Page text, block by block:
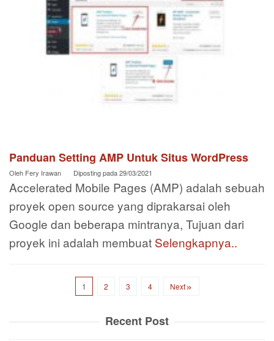
Panduan Setting AMP Untuk Situs WordPress
Oleh Fery Irawan Diposting pada29/03/2021
Accelerated Mobile Pages (AMP) adalah sebuah
proyek open source yang diprakarsai oleh
Google dan beberapa mintranya, Tujuan dari
proyek ini adalah membuat Selengkapnya..
1 2 3 4 Next
Recent Post